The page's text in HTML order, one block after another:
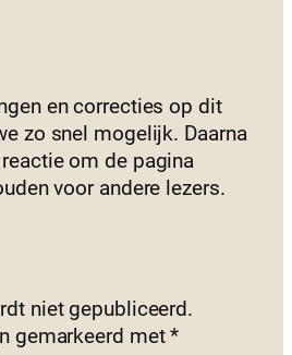
en correcties op dit
zo snel mogelijk. Daarna
om de pagina
voor andere lezers.
niet gepubliceerd.
gemarkeerd met*